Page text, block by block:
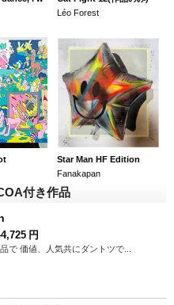
Léo Forest
Star Man HF Edition
Fanakapan
付き作品
円
で 価値、人気共にダントツで...